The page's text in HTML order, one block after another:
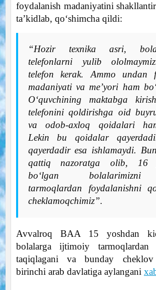
foydalanish madaniyatini
ta’kidlab, qo‘shimcha qildi:
“Hozir texnika asri,
telefonlarni yulib
telefon kerak. Ammo undan
madaniyati va me’yori ham
O‘quvchining maktabga
telefonini qoldirishga oid
va odob-axloq qoidalari
Lekin bu qoidalar
qayerdadir esa ishlamaydi.
qattiq nazoratga olib, 16
bo‘lgan
tarmoqlardan foydalanishni
cheklamoqchimiz”.
Avvalroq BAA 15 yoshdan
bolalarga ijtimoiy tarmoqlardan
taqiqlagani va bunday
birinchi arab davlatiga aylangani